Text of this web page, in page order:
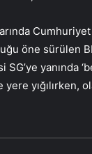
öne sürülen
SG’ye yanında
yere yığılırken,